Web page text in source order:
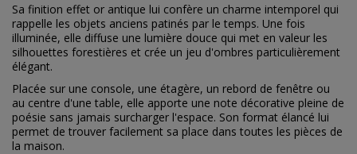
Sa finition effet or antique lui confère un charme intemporel qui
rappelle les objets anciens patinés par le temps. Une fois
illuminée, elle diffuse une lumière douce qui met en valeur les
silhouettes forestières et crée un jeu d'ombres particulièrement
élégant.
Placée sur une console, une étagère, un rebord de fenêtre ou
au centre d'une table, elle apporte une note décorative pleine de
poésie sans jamais surcharger l'espace. Son format élancé lui
permet de trouver facilement sa place dans toutes les pièces de
la maison.